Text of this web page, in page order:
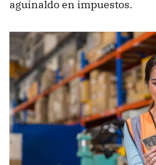
aguinaldo en impuestos.